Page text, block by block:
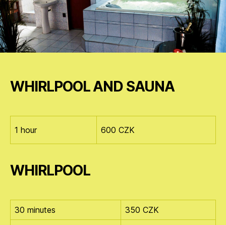
WHIRLPOOL AND SAUNA
1 hour 600 CZK
WHIRLPOOL
30 minutes
350 CZK